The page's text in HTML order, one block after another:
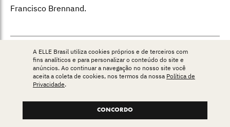
Francisco Brennand.
LEIA TAMBÉM:
VEJA QUEM SÃO OS FINALISTAS DO EDIDA
2024
A ELLE Brasil utiliza cookies próprios e de terceiros com
fins analíticos e para personalizar o conteúdo do site e
anúncios. Ao continuar a navegação no nosso site você
aceita a coleta de cookies, nos termos da nossa Política de
Privacidade.
CONCORDO